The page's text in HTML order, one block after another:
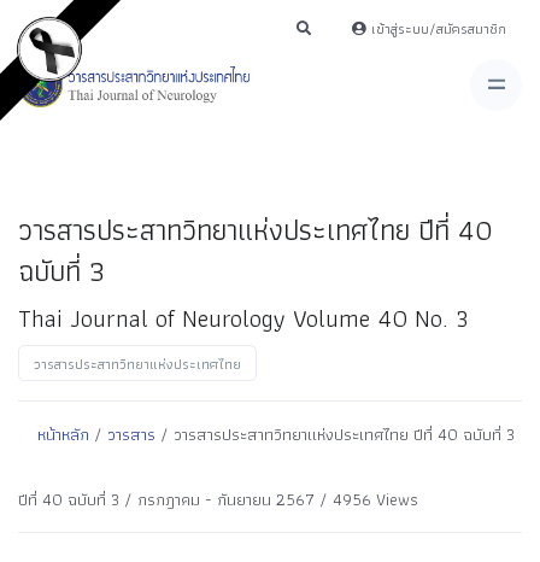
เข้าสู่ระบบ/สมัครสมาชิก
วารสารประสาทวิทยาแห่งประเทศไทย ปีที่ 40
ฉบับที่ 3
Thai Journal of Neurology Volume 40 No. 3
วารสารประสาทวิทยาแห่งประเทศไทย
หน้าหลัก / วารสาร / วารสารประสาทวิทยาแห่งประเทศไทย ปีที่ 40 ฉบับที่ 3
ปีที่ 40 ฉบับที่ 3 / กรกฎาคม - กันยายน 2567 / 4956 Views